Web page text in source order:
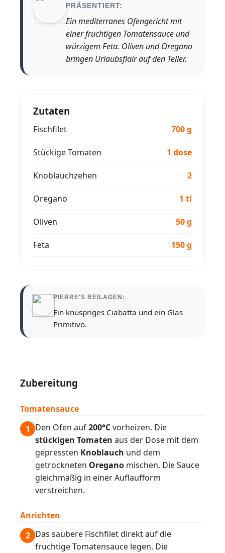
PRÄSENTIERT:
Ein mediterranes Ofengericht mit
einer fruchtigen Tomatensauce und
würzigem Feta. Oliven und Oregano
bringen Urlaubsflair auf den Teller.
Zutaten
Fischfilet 700 g
Stückige Tomaten 1 dose
Knoblauchzehen 2
Oregano 1 tl
Oliven 50 g
Feta 150 g
PIERRE'S BEILAGEN:
Ein knuspriges Ciabatta und ein Glas
Primitivo.
Zubereitung
Tomatensauce
1 Den Ofen auf200°Cvorheizen. Die
stückigen Tomaten aus der Dose mit dem
gepressten Knoblauch und dem
getrockneten Oregano mischen. Die Sauce
gleichmäßig in einer Auflaufform
verstreichen.
Anrichten
2 Das saubere Fischfilet direkt auf die
fruchtige Tomatensauce legen. Die